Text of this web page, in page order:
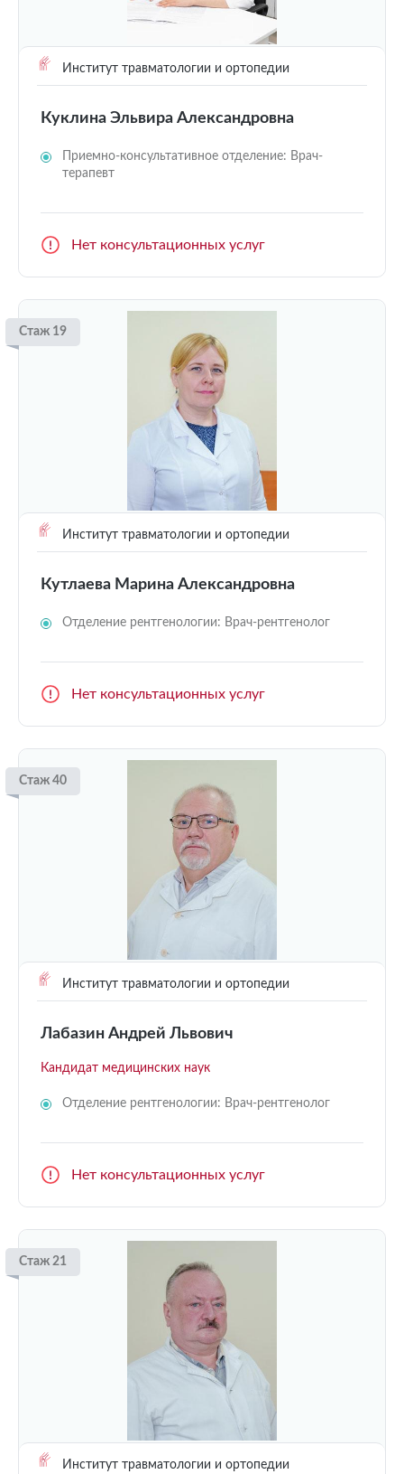
Институт травматологии и ортопедии
Куклина Эльвира Александровна
Приемно-консультативное отделение: Врач-
терапевт
Нет консультационных услуг
Стаж 19
Институт травматологии и ортопедии
Кутлаева Марина Александровна
Отделение рентгенологии: Врач-рентгенолог
Нет консультационных услуг
Стаж 40
Институт травматологии и ортопедии
Лабазин Андрей Львович
Кандидат медицинских наук
Отделение рентгенологии: Врач-рентгенолог
Нет консультационных услуг
Стаж 21
Институт травматологии и ортопедии